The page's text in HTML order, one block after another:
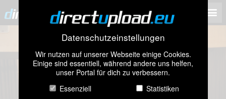
Datenschutzeinstellungen
Wir nutzen auf unserer Webseite einige Cookies.
Einige sind essentiell, während andere uns helfen,
unser Portal für dich zu verbessern.
Essenziell
Statistiken